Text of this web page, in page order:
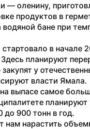
— оленину,
продуктов в
в начале
планируют
у
власти Ямала.
выпасе самое
до 900 тонн в год.
нам нарастить